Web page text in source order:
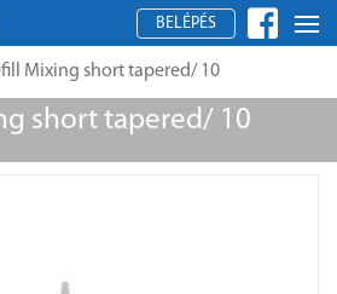
BELÉPÉS
Mixing short tapered/ 10
short tapered/ 10